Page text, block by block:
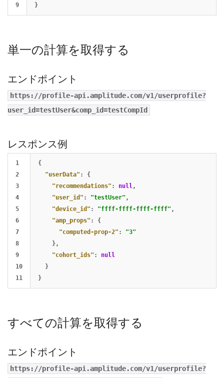
}
単一の計算を取得する
エンドポイント
https://profile-api.amplitude.com/v1/userprofile?
user_id=testUser&comp_id=testCompId
レスポンス例
1
2
3
4
5
6
7
8
9
10
{
"userData" :
{
"recommendations" : null ,
"user_id" : "testUser" ,
"device_id" : "ffff-ffff-ffff-ffff" ,
"amp_props" :
{
"computed-prop-2" :
"3"
},
"cohort_ids" :
null
}
}
すべての計算を取得する
エンドポイント
https://profile-api.amplitude.com/v1/userprofile?